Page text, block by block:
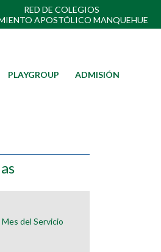
RED DE COLEGIOS
APOSTÓLICO MANQUEHUE
PLAYGROUP ADMISIÓN
del Servicio